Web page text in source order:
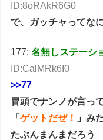
ID:8oRAkR6G0
で、ガッチャってな
177:名無しステーシ
ID:CalMRk6I0
>>77
冒頭でナンノが言っ
「ゲットだぜ！
」み
たぶんまんまだろう